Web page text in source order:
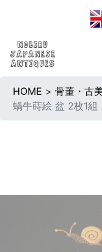
HOME > 骨董・古
蝸牛蒔絵 盆 2枚1